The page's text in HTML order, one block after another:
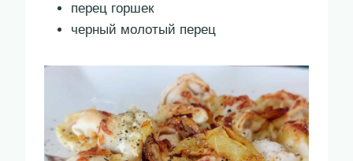
перец горшек
черный молотый перец